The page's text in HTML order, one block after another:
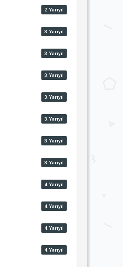
2.Yarıyıl
3.Yarıyıl
3.Yarıyıl
3.Yarıyıl
3.Yarıyıl
3.Yarıyıl
3.Yarıyıl
3.Yarıyıl
4.Yarıyıl
4.Yarıyıl
4.Yarıyıl
4.Yarıyıl